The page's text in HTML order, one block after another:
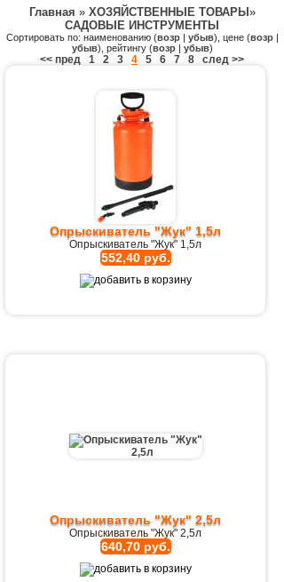
Главная » ХОЗЯЙСТВЕННЫЕ ТОВАРЫ »
САДОВЫЕ ИНСТРУМЕНТЫ
Сортировать по: наименованию (возр| убыв), цене (возр|
убыв), рейтингу (возр| убыв)
<< пред 1 2 3 4 5 6 7 8 след >>
Опрыскиватель "Жук" 1,5л
Опрыскиватель "Жук" 1,5л
552,40 руб.
Опрыскиватель "Жук" 2,5л
Опрыскиватель "Жук" 2,5л
640,70 руб.